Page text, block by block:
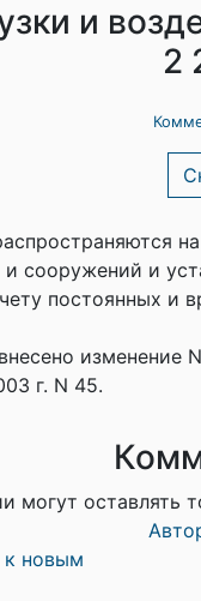
и
2
и сооружений и
постоянных и
изменение
г. N 45.
могут оставлять
к новым